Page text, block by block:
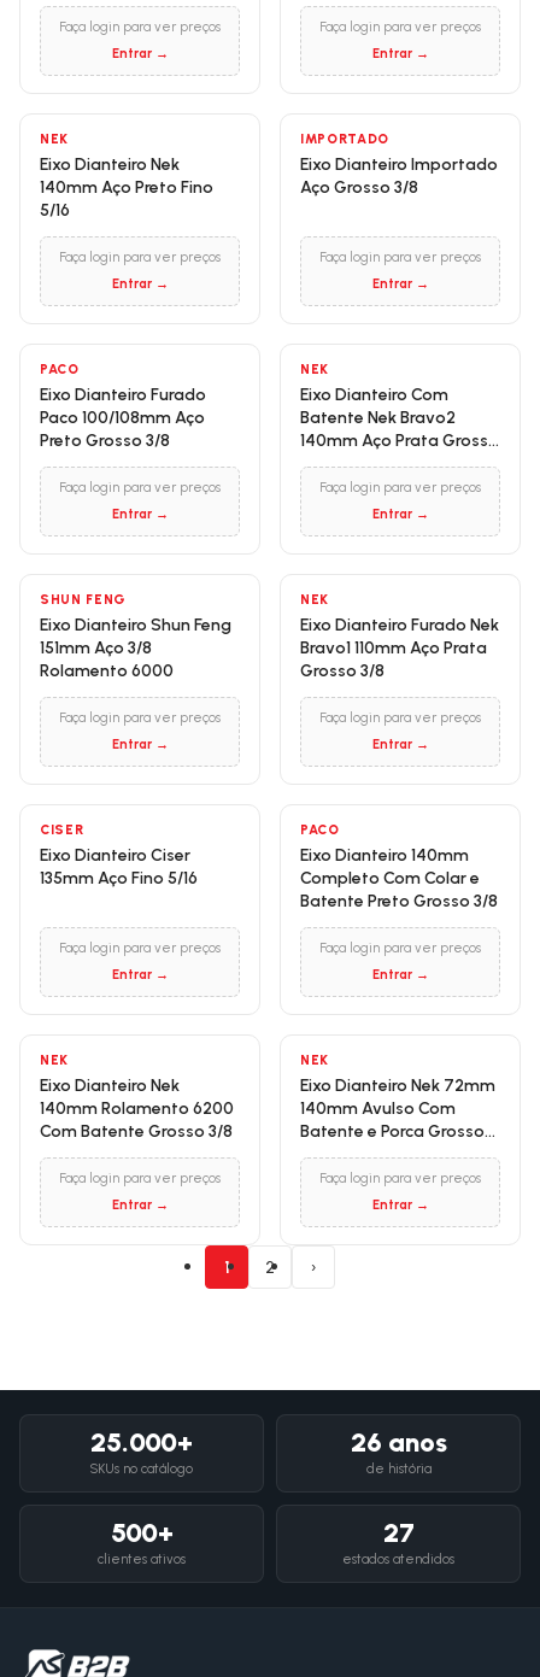
Faça login para ver preços
Entrar →
Faça login para ver preços
Entrar →
NEK
Eixo Dianteiro Nek
140mm Aço Preto Fino
5/16
Faça login para ver preços
Entrar →
IMPORTADO
Eixo Dianteiro Importado
Aço Grosso 3/8
Faça login para ver preços
Entrar →
PACO
Eixo Dianteiro Furado
Paco 100/108mm Aço
Preto Grosso 3/8
Faça login para ver preços
Entrar →
NEK
Eixo Dianteiro Com
Batente Nek Bravo2
140mm Aço Prata Grosso
3/8
Faça login para ver preços
Entrar →
SHUN FENG
Eixo Dianteiro Shun Feng
151mm Aço 3/8
Rolamento 6000
Faça login para ver preços
Entrar →
NEK
Eixo Dianteiro Furado Nek
Bravo1 110mm Aço Prata
Grosso 3/8
Faça login para ver preços
Entrar →
CISER
Eixo Dianteiro Ciser
135mm Aço Fino 5/16
Faça login para ver preços
Entrar →
PACO
Eixo Dianteiro 140mm
Completo Com Colar e
Batente Preto Grosso 3/8
Faça login para ver preços
Entrar →
NEK
Eixo Dianteiro Nek
140mm Rolamento 6200
Com Batente Grosso 3/8
Faça login para ver preços
Entrar →
NEK
Eixo Dianteiro Nek 72mm
140mm Avulso Com
Batente e Porca Grosso
3/8
Faça login para ver preços
Entrar →
1 2 ›
25.000+
SKUs no catálogo
26 anos
de história
500+
clientes ativos
27
estados atendidos